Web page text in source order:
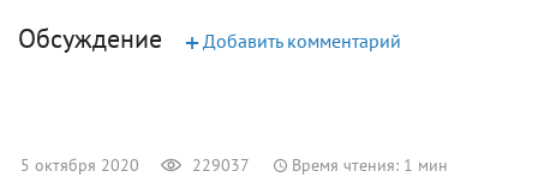
Обсуждение + Добавить комментарий
5 октября 2020 229037 Время чтения: 1 мин